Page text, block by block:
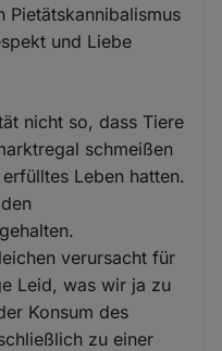
Pietätskannibalismus
und Liebe
nicht so, dass Tiere
schmeißen
Leben hatten.
verursacht für
Leid, was wir ja zu
Konsum des
zu einer